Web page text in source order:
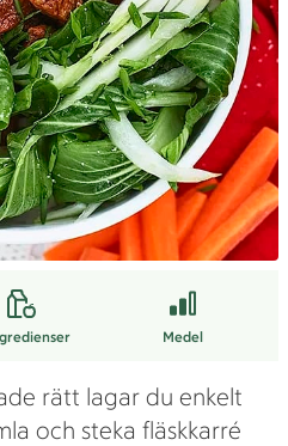
Medel
rätt lagar du enkelt
och steka fläskkarré